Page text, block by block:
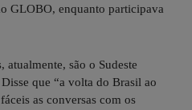
GLOBO, enquanto participava
são o Sudeste
que “a volta do Brasil ao
as conversas com os